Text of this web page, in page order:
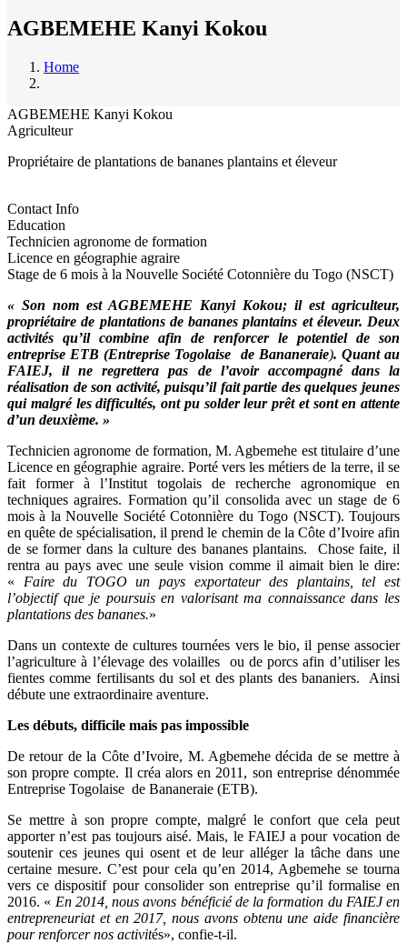
AGBEMEHE Kanyi Kokou
Breadcrumb
Home
AGBEMEHE Kanyi Kokou
Agriculteur
Propriétaire de plantations de bananes plantains et éleveur
Contact Info
Education
Technicien agronome de formation
Licence en géographie agraire
Stage de 6 mois à la Nouvelle Société Cotonnière du Togo (NSCT)
« Son nom est AGBEMEHE Kanyi Kokou; il est agriculteur,
propriétaire de plantations de bananes plantains et éleveur. Deux
activités qu’il combine afin de renforcer le potentiel de son
entreprise ETB (Entreprise Togolaise de Bananeraie). Quant au
FAIEJ, il ne regrettera pas de l’avoir accompagné dans la
réalisation de son activité, puisqu’il fait partie des quelques jeunes
qui malgré les difficultés, ont pu solder leur prêt et sont en attente
d’un deuxième. »
Technicien agronome de formation, M. Agbemehe est titulaire d’une
Licence en géographie agraire. Porté vers les métiers de la terre, il se
fait former à l’Institut togolais de recherche agronomique en
techniques agraires. Formation qu’il consolida avec un stage de 6
mois à la Nouvelle Société Cotonnière du Togo (NSCT). Toujours
en quête de spécialisation, il prend le chemin de la Côte d’Ivoire afin
de se former dans la culture des bananes plantains. Chose faite, il
rentra au pays avec une seule vision comme il aimait bien le dire:
« Faire du TOGO un pays exportateur des plantains, tel est
l’objectif que je poursuis en valorisant ma connaissance dans les
plantations des bananes.»
Dans un contexte de cultures tournées vers le bio, il pense associer
l’agriculture à l’élevage des volailles ou de porcs afin d’utiliser les
fientes comme fertilisants du sol et des plants des bananiers. Ainsi
débute une extraordinaire aventure.
Les débuts, difficile mais pas impossible
De retour de la Côte d’Ivoire, M. Agbemehe décida de se mettre à
son propre compte. Il créa alors en 2011, son entreprise dénommée
Entreprise Togolaise de Bananeraie (ETB).
Se mettre à son propre compte, malgré le confort que cela peut
apporter n’est pas toujours aisé. Mais, le FAIEJ a pour vocation de
soutenir ces jeunes qui osent et de leur alléger la tâche dans une
certaine mesure. C’est pour cela qu’en 2014, Agbemehe se tourna
vers ce dispositif pour consolider son entreprise qu’il formalise en
2016. « En 2014, nous avons bénéficié de la formation du FAIEJ en
entrepreneuriat et en 2017, nous avons obtenu une aide financière
pour renforcer nos activités», confie-t-il.